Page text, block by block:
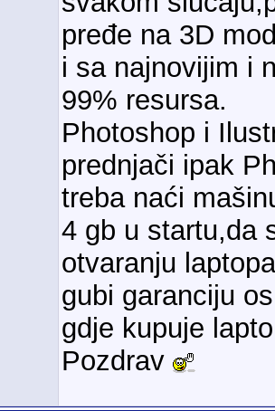
pređe na 3D
i sa najnovijim i
99% resursa.
Photoshop i
prednjači ipak
treba naći
4 gb u startu,da
otvaranju
gubi garanciju
gdje kupuje
Pozdrav